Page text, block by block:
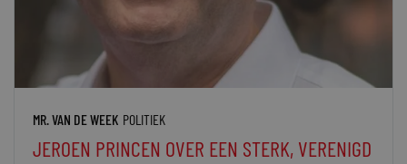
MR. VAN DE WEEK POLITIEK
JEROEN PRINCEN OVER EEN STERK, VERENIGD